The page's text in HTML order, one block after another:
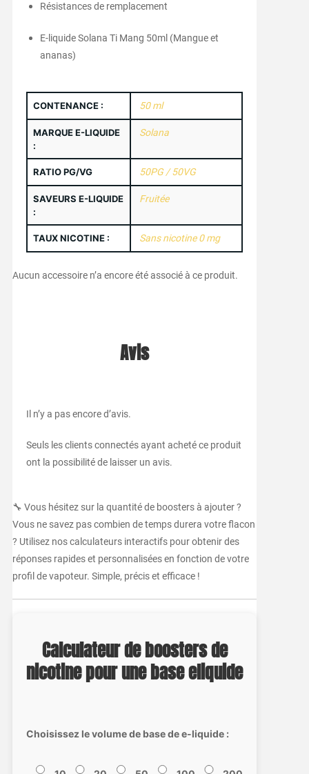
Résistances de remplacement
E-liquide Solana Ti Mang 50ml (Mangue et
ananas)
CONTENANCE : 50 ml
MARQUE E-LIQUIDE
:
Solana
RATIO PG/VG 50PG / 50VG
SAVEURS E-LIQUIDE
:
Fruitée
TAUX NICOTINE : Sans nicotine 0 mg
Aucun accessoire n’a encore été associé à ce produit.
Avis
Il n’y a pas encore d’avis.
Seuls les clients connectés ayant acheté ce produit
ont la possibilité de laisser un avis.
🔧 Vous hésitez sur la quantité de boosters à ajouter ?
Vous ne savez pas combien de temps durera votre flacon
? Utilisez nos calculateurs interactifs pour obtenir des
réponses rapides et personnalisées en fonction de votre
profil de vapoteur. Simple, précis et efficace !
Calculateur de boosters de
nicotine pour une base eliquide
Choisissez le volume de base de e-liquide :